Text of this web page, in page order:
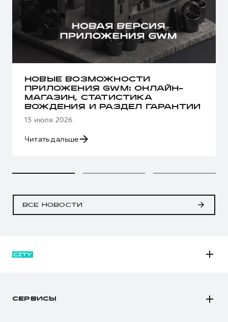
НОВЫЕ ВОЗМОЖНОСТИ
ПРИЛОЖЕНИЯ GWM: ОНЛАЙН-
МАГАЗИН, СТАТИСТИКА
ВОЖДЕНИЯ И РАЗДЕЛ ГАРАНТИИ
13 июля 2026
Читать дальше
ВСЕ НОВОСТИ
СЕРВИСЫ